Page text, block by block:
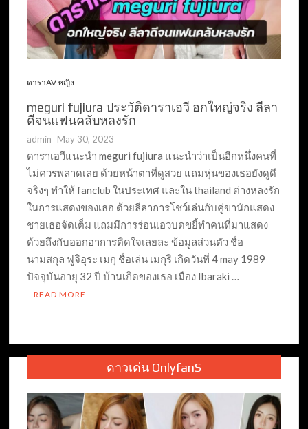
ดาราAV หญิง
meguri fujiura ประวัติดาราเอวี อกใหญ่จริง ลีลา
ดีจนแฟนคลับหลงรัก
admin May 30, 2023
ดาราเอวีแนะนำ meguri fujiura แนะนำว่าเป็นอีกหนึ่งคนที่
ไม่ควรพลาดเลย ด้วยหน้าตาที่ดูสวย แถมหุ่นของเธอยังดูดี
จริงๆ ทำให้ fanclub ในประเทศ และใน thailand ต่างหลงรัก
ในการแสดงของเธอ ด้วยลีลาการโชว์เล่นกับคู่ขานักแสดง
ชายเธอจัดเต็ม แถมมีการร่อนเอวบดขยี้ทำคนที่มาแสดง
ด้วยถึงกับออกอาการติดใจเลยละ ข้อมูลส่วนตัว ชื่อ
นามสกุล ฟูจิอุระ เมกุ ชื่อเล่น เมกุริ เกิดวันที่ 4 may 1989
ปัจจุบันอายุ 32 ปี บ้านเกิดของเธอ เมือง Ibaraki …
READ MORE
ดาวเด่น OnlyfanS